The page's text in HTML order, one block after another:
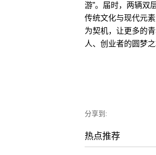
游”。届时，两辆双
传统文化与现代元
为契机，让更多的
人、创业者的圆梦
分享到:
热点推荐